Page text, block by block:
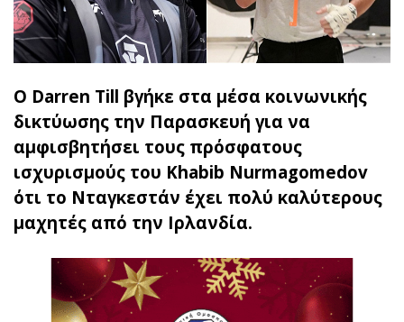
Ο Darren Till βγήκε στα μέσα κοινωνικής
δικτύωσης την Παρασκευή για να
αμφισβητήσει τους πρόσφατους
ισχυρισμούς του Khabib Nurmagomedov
ότι το Νταγκεστάν έχει πολύ καλύτερους
μαχητές από την Ιρλανδία.